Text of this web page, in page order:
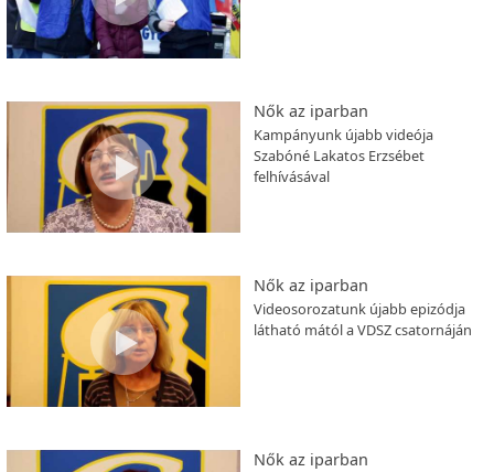
Nők az iparban
Kampányunk újabb videója
Szabóné Lakatos Erzsébet
felhívásával
Nők az iparban
Videosorozatunk újabb epizódja
látható mától a VDSZ csatornáján
Nők az iparban